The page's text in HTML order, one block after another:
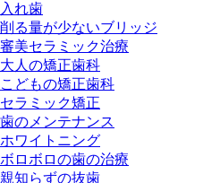
入れ歯
削る量が少ないブリッジ
審美セラミック治療
大人の矯正歯科
こどもの矯正歯科
セラミック矯正
歯のメンテナンス
ホワイトニング
ボロボロの歯の治療
親知らずの抜歯